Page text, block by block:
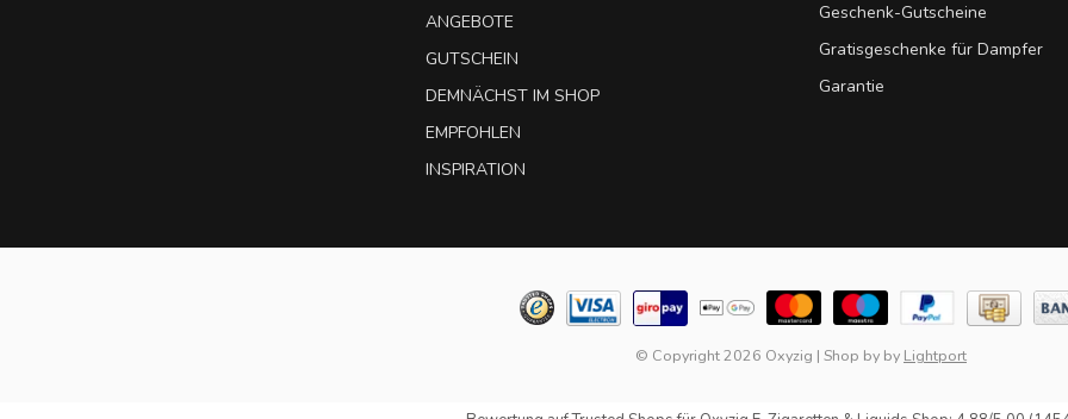
ANGEBOTE
GUTSCHEIN
DEMNÄCHST IM SHOP
EMPFOHLEN
INSPIRATION
Geschenk-Gutscheine
Gratisgeschenke für Dampfer
Garantie
© Copyright 2026 Oxyzig | Shop by by Lightport